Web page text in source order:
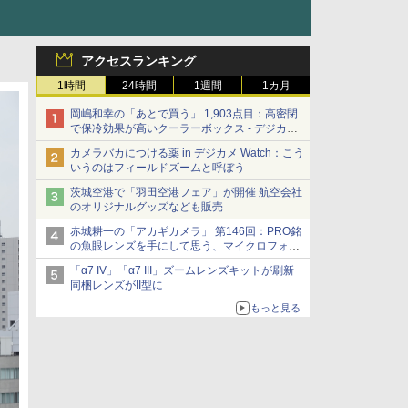
アクセスランキング
1時間 24時間 1週間 1カ月
岡嶋和幸の「あとで買う」 1,903点目：高密閉
で保冷効果が高いクーラーボックス - デジカメ
Watch
カメラバカにつける薬 in デジカメ Watch：こう
いうのはフィールドズームと呼ぼう
茨城空港で「羽田空港フェア」が開催 航空会社
のオリジナルグッズなども販売
赤城耕一の「アカギカメラ」 第146回：PRO銘
の魚眼レンズを手にして思う、マイクロフォー
サーズへの期待と可能性
「α7 IV」「α7 III」ズームレンズキットが刷新
同梱レンズがII型に
もっと見る